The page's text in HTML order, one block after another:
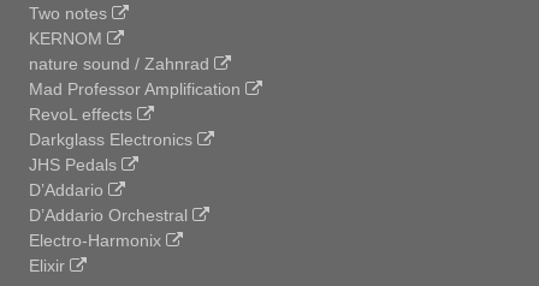
Two notes
KERNOM
nature sound / Zahnrad
Mad Professor Amplification
RevoL effects
Darkglass Electronics
JHS Pedals
D’Addario
D’Addario Orchestral
Electro-Harmonix
Elixir